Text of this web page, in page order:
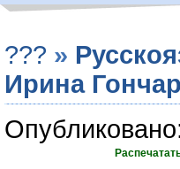
??? »
Ирина